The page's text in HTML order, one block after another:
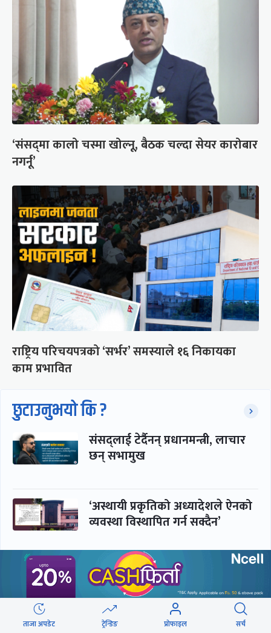
‘संसद्‍मा कालो चस्मा खोल्नू, बैठक चल्दा सेयर कारोबार
नगर्नू’
राष्ट्रिय परिचयपत्रको ‘सर्भर’ समस्याले १६ निकायका
काम प्रभावित
छुटाउनुभयो कि ?
संसद्लाई टेर्दैनन् प्रधानमन्त्री, लाचार
छन् सभामुख
‘अस्थायी प्रकृतिको अध्यादेशले ऐनको
व्यवस्था विस्थापित गर्न सक्दैन’
सरकार-प्रसाईं लुकामारी : छिनमै
पक्राउ, तुरुन्तै रिहा
ताजा अपडेट ट्रेन्डिङ प्रोफाइल सर्च